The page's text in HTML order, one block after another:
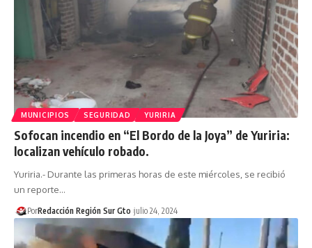
MUNICIPIOS SEGURIDAD YURIRIA
Sofocan incendio en “El Bordo de la Joya” de Yuriria:
localizan vehículo robado.
Yuriria.- Durante las primeras horas de este miércoles, se recibió
un reporte…
PorRedacción Región Sur Gto julio 24, 2024